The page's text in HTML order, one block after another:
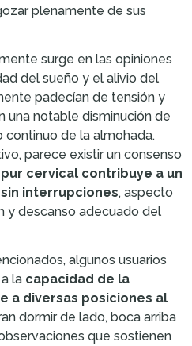
plenamente de sus
surge en las opiniones
del sueño y el alivio del
padecían de tensión y
una notable disminución de
continuo de la almohada.
parece existir un consenso
cervical contribuye a un
interrupciones, aspecto
y descanso adecuado del
algunos usuarios
la capacidad de la
a diversas posiciones al
dormir de lado, boca arriba
que sostienen